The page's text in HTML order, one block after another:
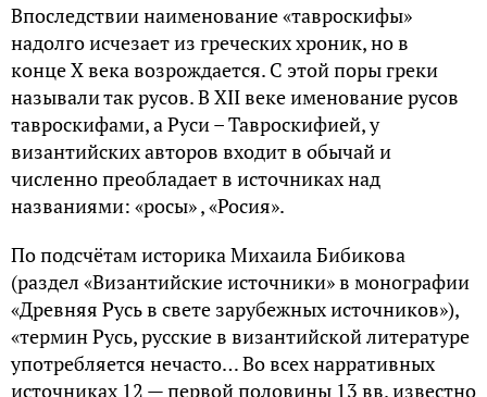
Впоследствии наименование «тавроскифы»
надолго исчезает из греческих хроник, но в
конце Х века возрождается. С этой поры греки
называли так русов. В XII веке именование русов
тавроскифами, а Руси – Тавроскифией, у
византийских авторов входит в обычай и
численно преобладает в источниках над
названиями: «росы» , «Росия».
По подсчётам историка Михаила Бибикова
(раздел «Византийские источники» в монографии
«Древняя Русь в свете зарубежных источников»),
«термин Русь, русские в византийской литературе
употребляется нечасто… Во всех нарративных
источниках 12 — первой половины 13 вв. известно